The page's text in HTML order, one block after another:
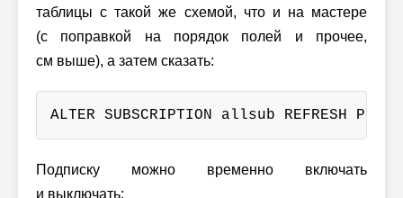
таблицы с такой же схемой, что и на мастере
(с поправкой на порядок полей и прочее,
см выше), а затем сказать:
ALTER SUBSCRIPTION allsub REFRESH
Подписку можно временно включать
и выключать: